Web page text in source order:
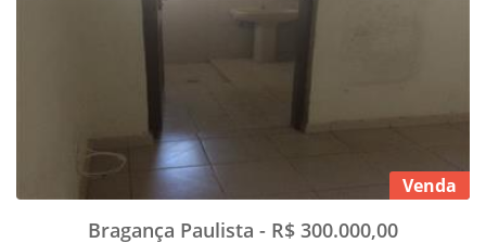
Venda
Bragança Paulista - R$ 300.000,00